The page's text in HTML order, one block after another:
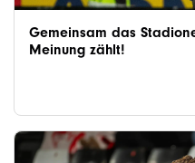
Gemeinsam das
Meinung zählt!